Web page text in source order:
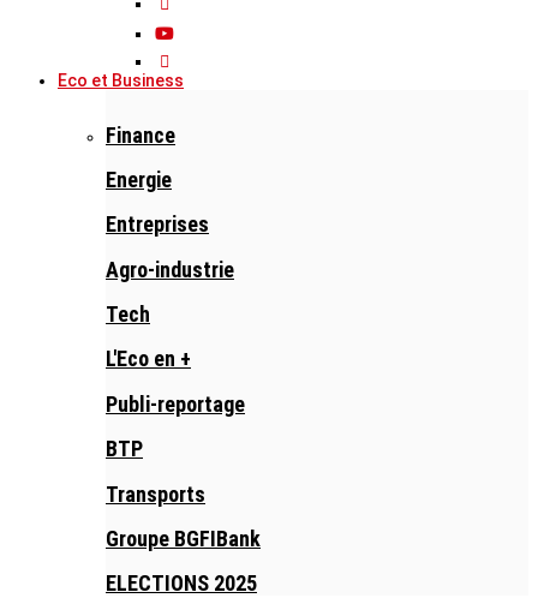
Eco et Business
Finance
Energie
Entreprises
Agro-industrie
Tech
L'Eco en +
Publi-reportage
BTP
Transports
Groupe BGFIBank
ELECTIONS 2025